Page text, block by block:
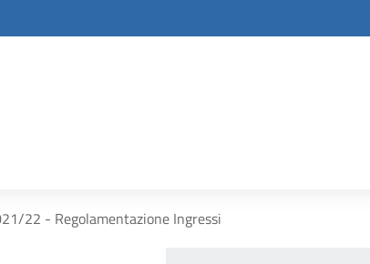
22 - Regolamentazione Ingressi